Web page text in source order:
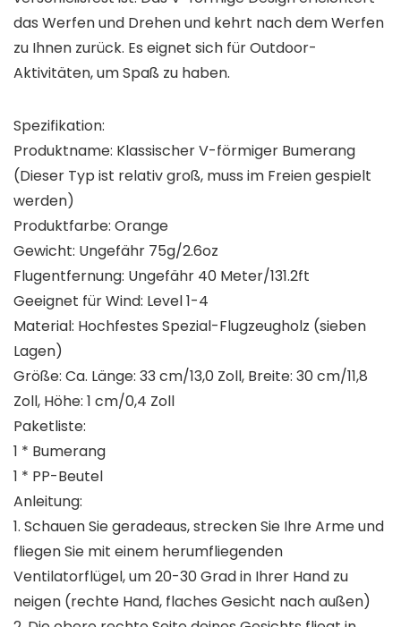
das Werfen und Drehen und kehrt nach dem Werfen
zu Ihnen zurück. Es eignet sich für Outdoor-
Aktivitäten, um Spaß zu haben.
Spezifikation:
Produktname: Klassischer V-förmiger Bumerang
(Dieser Typ ist relativ groß, muss im Freien gespielt
werden)
Produktfarbe: Orange
Gewicht: Ungefähr 75g/2.6oz
Flugentfernung: Ungefähr 40 Meter/131.2ft
Geeignet für Wind: Level 1-4
Material: Hochfestes Spezial-Flugzeugholz (sieben
Lagen)
Größe: Ca. Länge: 33 cm/13,0 Zoll, Breite: 30 cm/11,8
Zoll, Höhe: 1 cm/0,4 Zoll
Paketliste:
1 * Bumerang
1 * PP-Beutel
Anleitung:
1. Schauen Sie geradeaus, strecken Sie Ihre Arme und
fliegen Sie mit einem herumfliegenden
Ventilatorflügel, um 20-30 Grad in Ihrer Hand zu
neigen (rechte Hand, flaches Gesicht nach außen)